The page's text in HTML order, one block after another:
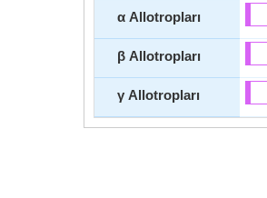
α Allotropları
β Allotropları
γ Allotropları